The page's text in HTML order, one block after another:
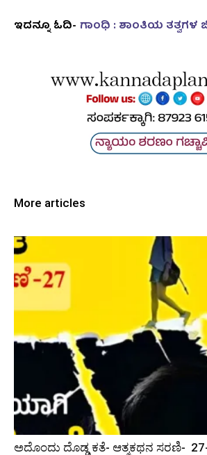
ಇದನ್ನೂ ಓದಿ- ಗಾಂಧಿ : ಶಾಂತಿಯ ತತ್ವಗಳ
More articles
ಅದೊಂದು ದೊಡ್ಡ ಕತೆ- ಆತ್ಮಕಥನ ಸರಣಿ- 27-